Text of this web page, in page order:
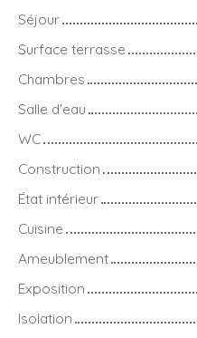
Séjour
Surface terrasse
Chambres
Salle d'eau
WC
Construction
État intérieur
Cuisine
Ameublement
Exposition
Isolation